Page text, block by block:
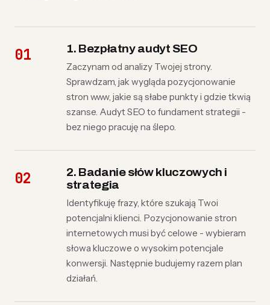
1. Bezpłatny audyt SEO
Zaczynam od analizy Twojej strony.
Sprawdzam, jak wygląda pozycjonowanie
stron www, jakie są słabe punkty i gdzie tkwią
szanse. Audyt SEO to fundament strategii -
bez niego pracuję na ślepo.
2. Badanie słów kluczowych i
strategia
Identyfikuję frazy, które szukają Twoi
potencjalni klienci. Pozycjonowanie stron
internetowych musi być celowe - wybieram
słowa kluczowe o wysokim potencjale
konwersji. Następnie budujemy razem plan
działań.